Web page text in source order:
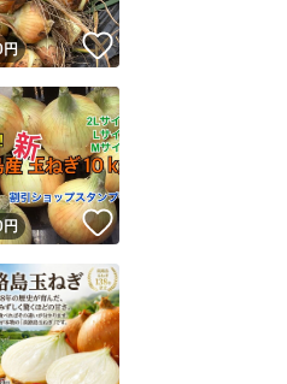
ーザーの実績について
満たしたユーザーにバッジを付与
フリマの基準をクリアした安心・安全なユ
ーザーはYahoo!フリマの取引を完了させた
品の情報をコピーします
されています
です
円 いいね！
円 いいね！